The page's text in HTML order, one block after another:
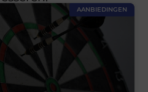
AANBIEDINGEN